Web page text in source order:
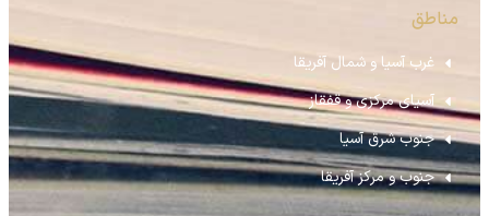
مناطق
غرب آسیا و شمال آفریقا
آسیای مرکزی و قفقاز
جنوب شرق آسیا
جنوب و مرکز آفریقا